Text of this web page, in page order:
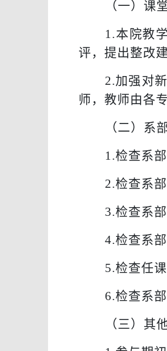
（一）课
1.本院教
评，提出整改
2.加强对
师，教师由各
（二） 系
1.检查系
2.检查系
3.检查系
4.检查系
5.检查任
6.检查系
（ 三 ）其